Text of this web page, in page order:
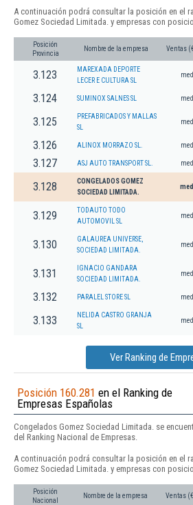
A continuación podrá consultar la posición en el
Gomez Sociedad Limitada. y empresas con
Posición
Provincia
Nombre de la empresa Ventas
3.123
MAREXADA DEPORTE
LECER E CULTURA SL
3.124 SUMINOX SALNES SL
3.125
PREFABRICADOS Y MALLAS
SL
3.126 ALINOX MORRAZO SL.
3.127 ASJ AUTO TRANSPORT SL.
3.128
CONGELADOS GOMEZ
SOCIEDAD LIMITADA.
3.129
TODAUTO TODO
AUTOMOVIL SL
3.130
GALAUREA UNIVERSE,
SOCIEDAD LIMITADA.
3.131
IGNACIO GANDARA
SOCIEDAD LIMITADA.
3.132 PARALEL STORE SL
3.133
NELIDA CASTRO GRANJA
SL
Ver Ranking de
Posición 160.281 en el Ranking de
Empresas Españolas
Congelados Gomez Sociedad Limitada. se
del Ranking Nacional de Empresas.
A continuación podrá consultar la posición en el
Gomez Sociedad Limitada. y empresas con
Posición
Nacional
Nombre de la empresa Ventas